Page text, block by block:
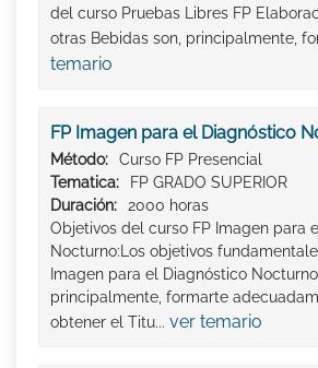
del curso Pruebas Libres FP
otras Bebidas son, principalmente,
temario
FP Imagen para el Diagnóstico
Método:
Curso FP Presencial
Tematica:
FP GRADO SUPERIOR
Duración:
2000 horas
Objetivos del curso FP Imagen para
Nocturno:Los objetivos
Imagen para el Diagnóstico Nocturno
principalmente, formarte
obtener el Titu... ver temario